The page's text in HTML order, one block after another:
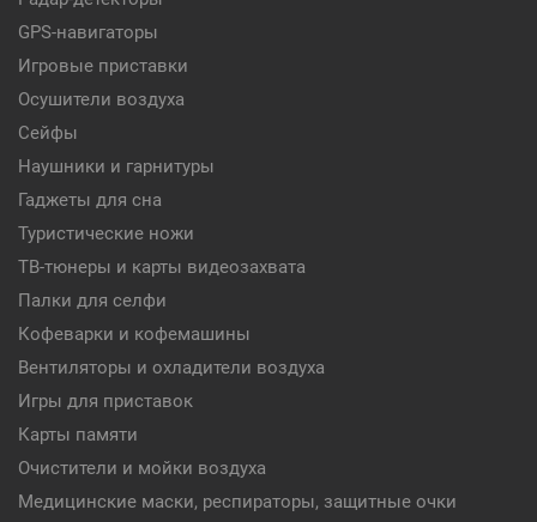
GPS-навигаторы
Игровые приставки
Осушители воздуха
Сейфы
Наушники и гарнитуры
Гаджеты для сна
Туристические ножи
ТВ-тюнеры и карты видеозахвата
Палки для селфи
Кофеварки и кофемашины
Вентиляторы и охладители воздуха
Игры для приставок
Карты памяти
Очистители и мойки воздуха
Медицинские маски, респираторы, защитные очки